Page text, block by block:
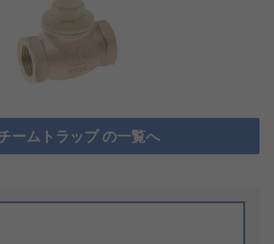
ームトラップ の一覧へ